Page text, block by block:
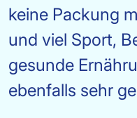
keine Packung
und viel Sport,
gesunde
ebenfalls sehr